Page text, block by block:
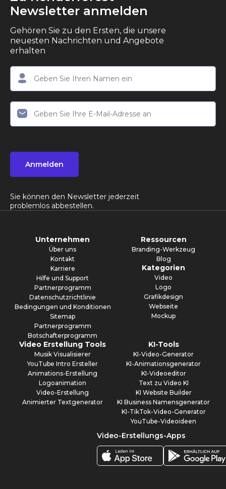
Newsletter anmelden
Gehören Sie zu den Ersten, die unsere
neuesten Nachrichten und Angebote
erhalten
Anmelden
Sie können den Newsletter jederzeit
problemlos abbestellen.
Unternehmen
Über uns
Kontakt
Karriere
Hilfe und Support
Partnerprogramm
Datenschutzrichtlinie
Bedingungen und Konditionen
Sitemap
Partnerprogramm
Botschafterprogramm
Ressourcen
Branding-Werkzeug
Blog
Kategorien
Video
Logo
Grafikdesign
Webseite
Mockup
Video Erstellung Tools
Musik Visualisierer
YouTube Intro Ersteller
Animations-Erstellung
Logoanimation
Video-Erstellung
Animierter Textgenerator
KI-Tools
KI-Video-Generator
KI-Animationsgenerator
KI-Videoeditor
Text zu Video KI
KI Website Builder
KI Business Namensgenerator
KI-TikTok-Video-Generator
YouTube-Videoideen
Video-Erstellungs-Apps